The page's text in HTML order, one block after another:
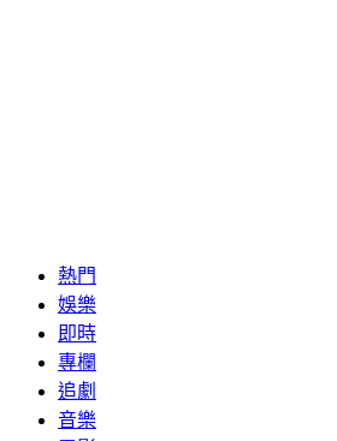
熱門
娛樂
即時
專欄
追劇
音樂